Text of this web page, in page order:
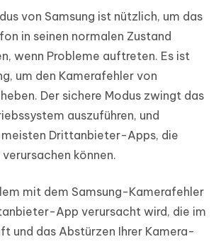
von Samsung ist nützlich, um das
in seinen normalen Zustand
wenn Probleme auftreten. Es ist
um den Kamerafehler von
Der sichere Modus zwingt das
auszuführen, und
Drittanbieter-Apps, die
können.
mit dem Samsung-Kamerafehler
App verursacht wird, die im
und das Abstürzen Ihrer Kamera-